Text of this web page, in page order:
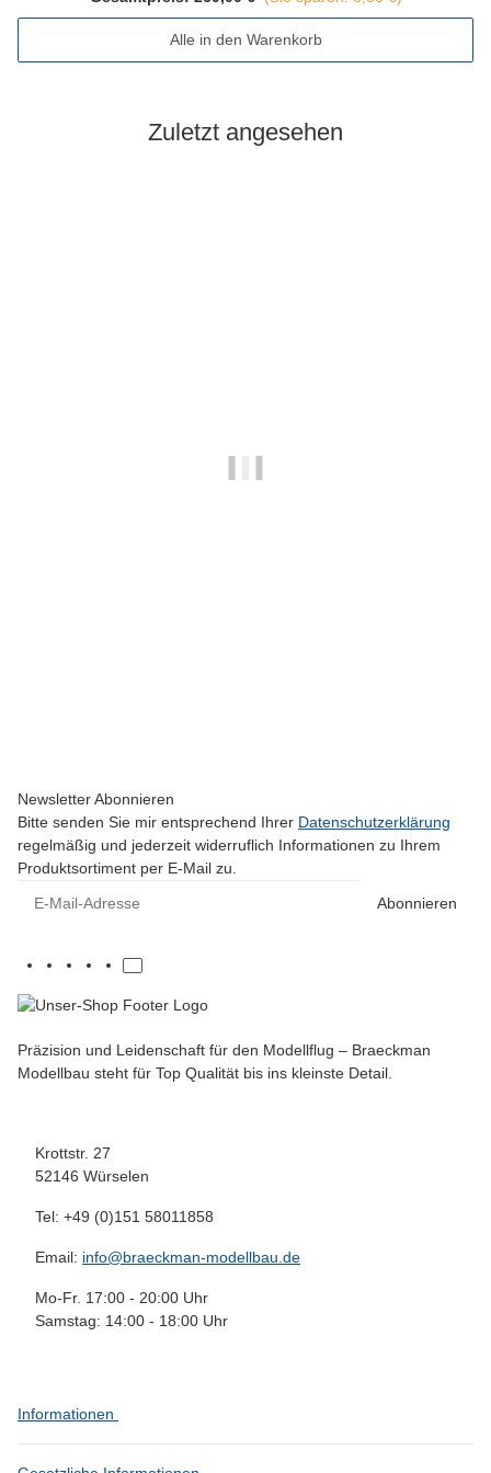
Alle in den Warenkorb
Zuletzt angesehen
Newsletter Abonnieren
Bitte senden Sie mir entsprechend Ihrer Datenschutzerklärung
regelmäßig und jederzeit widerruflich Informationen zu Ihrem
Produktsortiment per E-Mail zu.
Abonnieren
Präzision und Leidenschaft für den Modellflug – Braeckman
Modellbau steht für Top Qualität bis ins kleinste Detail.
Krottstr. 27
52146 Würselen
Tel: +49 (0)151 58011858
Email: info@braeckman-modellbau.de
Mo-Fr. 17:00 - 20:00 Uhr
Samstag: 14:00 - 18:00 Uhr
Informationen